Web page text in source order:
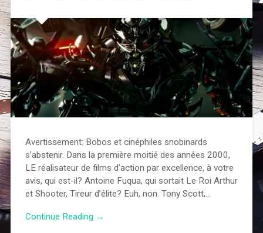
Avertissement: Bobos et cinéphiles snobinards
s’abstenir. Dans la première moitié des années 2000,
LE réalisateur de films d’action par excellence, à votre
avis, qui est-il? Antoine Fuqua, qui sortait Le Roi Arthur
et Shooter, Tireur d’élite? Euh, non. Tony Scott,…
Continue Reading →